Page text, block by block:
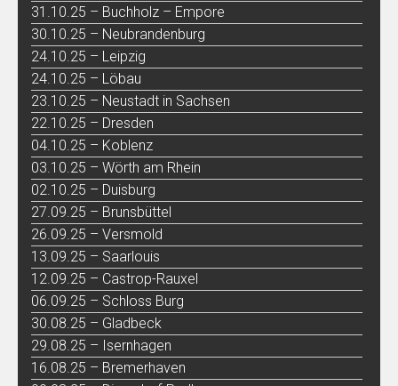
31.10.25 – Buchholz – Empore
30.10.25 – Neubrandenburg
24.10.25 – Leipzig
24.10.25 – Löbau
23.10.25 – Neustadt in Sachsen
22.10.25 – Dresden
04.10.25 – Koblenz
03.10.25 – Wörth am Rhein
02.10.25 – Duisburg
27.09.25 – Brunsbüttel
26.09.25 – Versmold
13.09.25 – Saarlouis
12.09.25 – Castrop-Rauxel
06.09.25 – Schloss Burg
30.08.25 – Gladbeck
29.08.25 – Isernhagen
16.08.25 – Bremerhaven